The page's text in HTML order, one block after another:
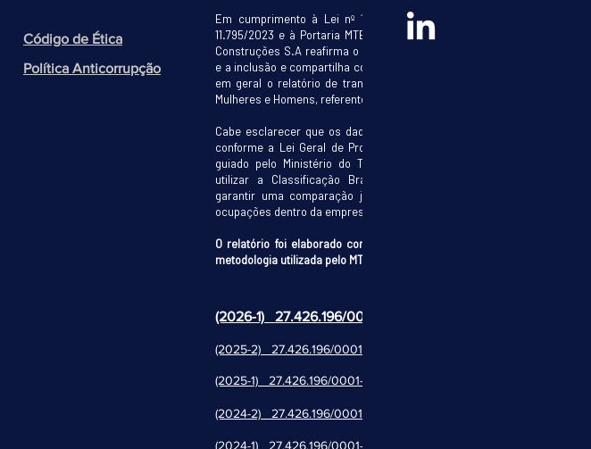
Em cumprimento à Lei nº 14.611, de 04/07/2023, o Decreto nº
11.795/2023 e à Portaria MTE nº 3.714, de 24/11/2023, A Pelicano
Construções S.A reafirma o seu compromisso com a diversidade
e a inclusão e compartilha com seus trabalhadores e a sociedade
em geral o relatório de transparência e Igualdade salarial entre
Mulheres e Homens, referente ao segundo ciclo de 2025.
Cabe esclarecer que os dados do relatório foram anonimizados,
conforme a Lei Geral de Proteção de Dados Pessoais – LGPD e
guiado pelo Ministério do Trabalho e Emprego (MTE), além de
utilizar a Classificação Brasileira de Ocupações (CBO), para
garantir uma comparação justa e equitativa entre as diversas
ocupações dentro da empresa.
O relatório foi elaborado com os dados do E-Social, adotando a
metodologia utilizada pelo MTE, atendendo às exigências legais.
Código de Ética
Política Anticorrupção
(2026-1) 27.426.196/0001-37
(2025-2) 27.426.196/0001-37
(2025-1) 27.426.196/0001-37
(2024-2) 27.426.196/0001-37
(2024-1) 27.426.196/0001-37